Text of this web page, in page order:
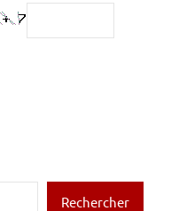
Rechercher